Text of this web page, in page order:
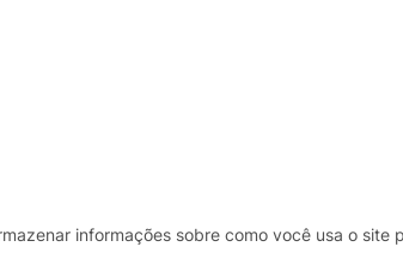
informações sobre como você usa o